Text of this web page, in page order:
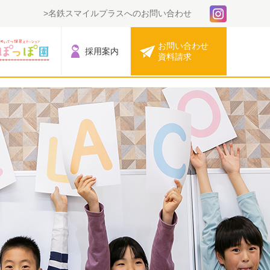
名鉄スマイルプラスへのお問い合わせ
採用案内
お問い合わせ
資料請求